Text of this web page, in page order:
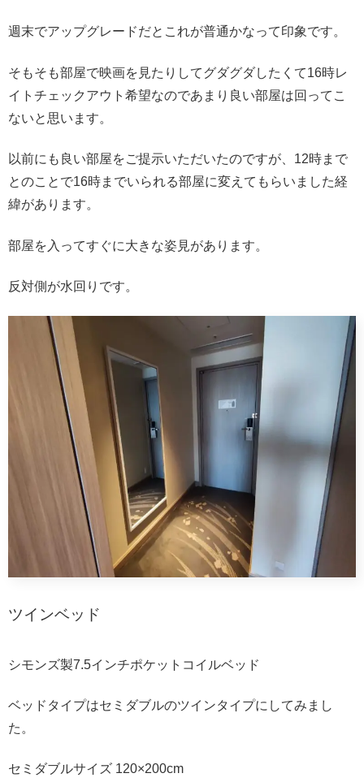
週末でアップグレードだとこれが普通かなって印象です。
そもそも部屋で映画を見たりしてグダグダしたくて16時レ
イトチェックアウト希望なのであまり良い部屋は回ってこ
ないと思います。
以前にも良い部屋をご提示いただいたのですが、12時まで
とのことで16時までいられる部屋に変えてもらいました経
緯があります。
部屋を入ってすぐに大きな姿見があります。
反対側が水回りです。
ツインベッド
シモンズ製7.5インチポケットコイルベッド
ベッドタイプはセミダブルのツインタイプにしてみまし
た。
セミダブルサイズ 120×200cm